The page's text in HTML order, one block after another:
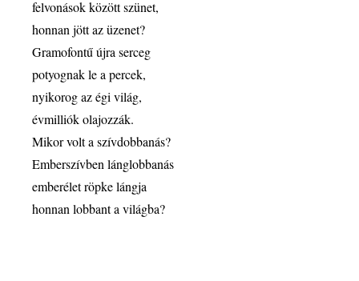
felvonások között szünet,
honnan jött az üzenet?
Gramofontű újra serceg
potyognak le a percek,
nyikorog az égi világ,
évmilliók olajozzák.
Mikor volt a szívdobbanás?
Emberszívben lánglobbanás
emberélet röpke lángja
honnan lobbant a világba?